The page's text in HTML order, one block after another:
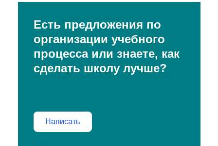
Есть предложения по
организации учебного
процесса или знаете, как
сделать школу лучше?
Написать